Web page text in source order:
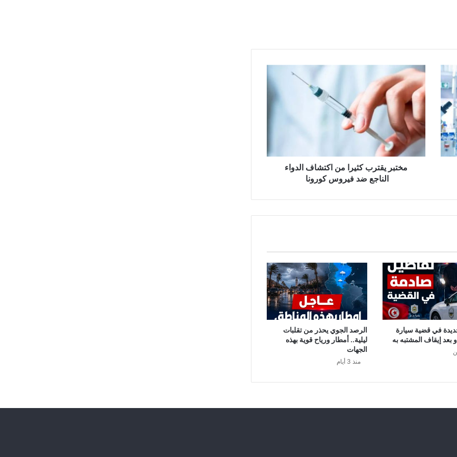
م
خ
ت
ي
ق
ر
ي
ا
ك
ت
ش
ا
ف
ا
د
ا
مختبر يقترب كثيرا من اكتشاف الدواء
الناجع ضد فيروس كورونا
في قضية سيارة
بعد إيقاف المشتبه به
الرصد الجوي يحذر من تقلبات
ليلية.. أمطار ورياح قوية بهذه
الجهات
منذ 3 أيام